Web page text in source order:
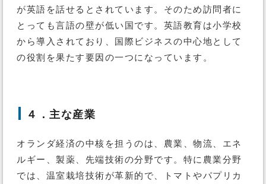
が英語を話せるとされています。そのため訪問者に
とっても言語の壁が低い国です。英語教育は小学校
から導入されており、国際ビジネスの中心地として
の役割を果たす要因の一つになっています。
４．主な産業
オランダ経済の中核を担うのは、農業、物流、エネ
ルギー、製薬、先端技術の分野です。特に農業分野
では、温室栽培技術が革新的で、トマトやパプリカ